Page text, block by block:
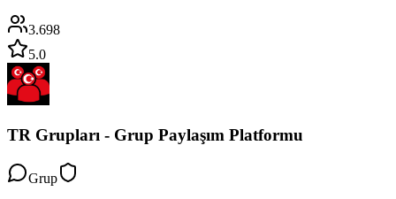
3.698
5.0
TR Grupları - Grup Paylaşım Platformu
Grup